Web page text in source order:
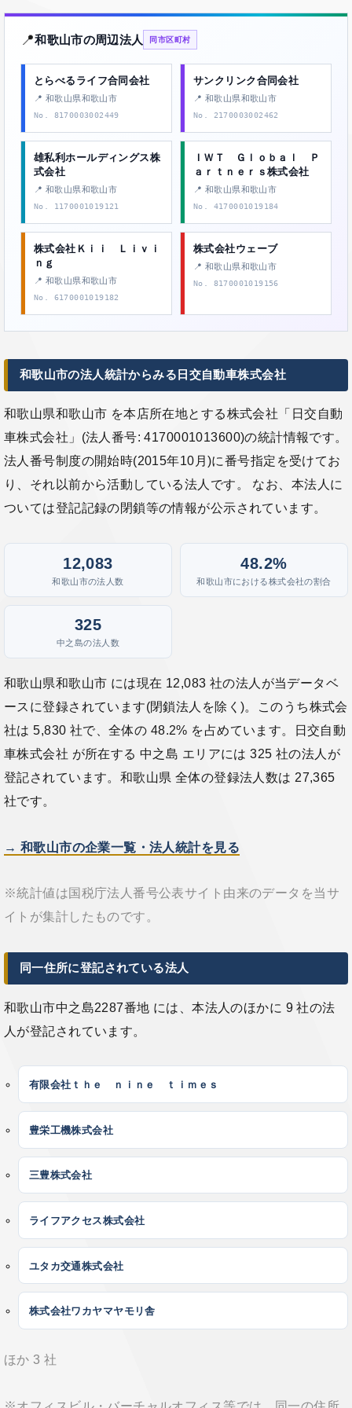
📍和歌山市の周辺法人 同市区町村
とらべるライフ合同会社
📍 和歌山県和歌山市
No. 8170003002449
サンクリンク合同会社
📍 和歌山県和歌山市
No. 2170003002462
雄私利ホールディングス株
式会社
📍 和歌山県和歌山市
No. 1170001019121
ＩＷＴ Ｇｌｏｂａｌ Ｐ
ａｒｔｎｅｒｓ株式会社
📍 和歌山県和歌山市
No. 4170001019184
株式会社Ｋｉｉ Ｌｉｖｉ
ｎｇ
📍 和歌山県和歌山市
No. 6170001019182
株式会社ウェーブ
📍 和歌山県和歌山市
No. 8170001019156
和歌山市の法人統計からみる日交自動車株式会社
和歌山県和歌山市 を本店所在地とする株式会社「日交自動
車株式会社」(法人番号: 4170001013600)の統計情報です。
法人番号制度の開始時(2015年10月)に番号指定を受けてお
り、それ以前から活動している法人です。 なお、本法人に
ついては登記記録の閉鎖等の情報が公示されています。
12,083
和歌山市の法人数
48.2%
和歌山市における株式会社の割合
325
中之島の法人数
和歌山県和歌山市 には現在 12,083 社の法人が当データベ
ースに登録されています(閉鎖法人を除く)。このうち株式会
社は 5,830 社で、全体の 48.2% を占めています。日交自動
車株式会社 が所在する 中之島 エリアには 325 社の法人が
登記されています。和歌山県 全体の登録法人数は 27,365
社です。
→ 和歌山市の企業一覧・法人統計を見る
※統計値は国税庁法人番号公表サイト由来のデータを当サ
イトが集計したものです。
同一住所に登記されている法人
和歌山市中之島2287番地 には、本法人のほかに 9 社の法
人が登記されています。
有限会社ｔｈｅ ｎｉｎｅ ｔｉｍｅｓ
豊栄工機株式会社
三豊株式会社
ライフアクセス株式会社
ユタカ交通株式会社
株式会社ワカヤマヤモリ舎
ほか 3 社